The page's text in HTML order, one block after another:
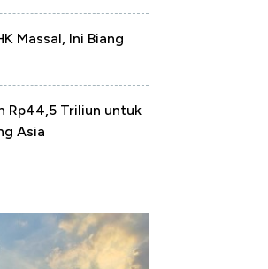
Massal, Ini Biang
Rp44,5 Triliun untuk
Asia